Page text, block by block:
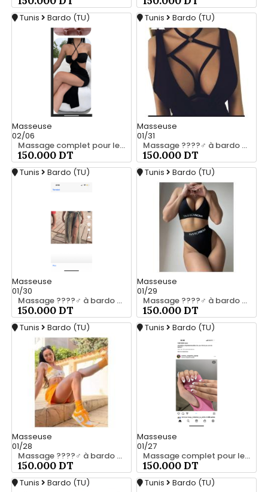
Tunis Bardo (TU)
Masseuse
02/06
Massage complet pour les hommes srd chez moi 55066248
150.000 DT
Tunis Bardo (TU)
Masseuse
01/31
Massage ????‍♂️ à bardo srd 55066248
150.000 DT
Tunis Bardo (TU)
Masseuse
01/30
Massage ????‍♂️ à bardo srd 20466285
150.000 DT
Tunis Bardo (TU)
Masseuse
01/29
Massage ????‍♂️ à bardo srd chez moi 55066248
150.000 DT
Tunis Bardo (TU)
Masseuse
01/28
Massage ????‍♂️ à bardo srd 20466285
150.000 DT
Tunis Bardo (TU)
Masseuse
01/27
Massage complet pour les hommes srd à bardo 55066248
150.000 DT
Tunis Bardo (TU) Tunis Bardo (TU)